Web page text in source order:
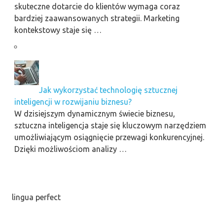
skuteczne dotarcie do klientów wymaga coraz
bardziej zaawansowanych strategii. Marketing
kontekstowy staje się …
Jak wykorzystać technologię sztucznej
inteligencji w rozwijaniu biznesu?
W dzisiejszym dynamicznym świecie biznesu,
sztuczna inteligencja staje się kluczowym narzędziem
umożliwiającym osiągnięcie przewagi konkurencyjnej.
Dzięki możliwościom analizy …
lingua perfect